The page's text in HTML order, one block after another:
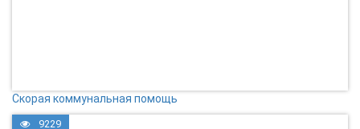
Скорая коммунальная помощь
9229